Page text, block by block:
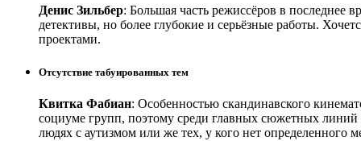
Денис Зильбер: Большая часть режиссёров в последнее
детективы, но более глубокие и серьёзные работы.
проектами.
Отсутствие табуированных тем
Квитка Фабиан: Особенностью скандинавского
социуме групп, поэтому среди главных сюжетных
людях с аутизмом или же тех, у кого нет определенного